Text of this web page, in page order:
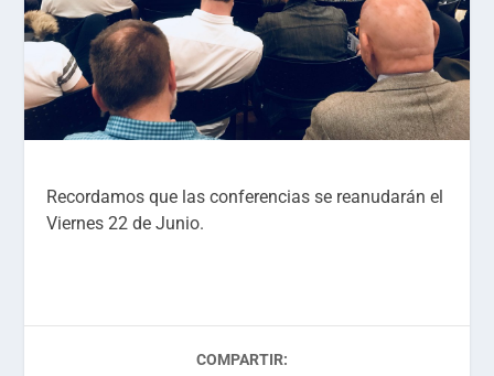
Recordamos que las conferencias se reanudarán el
Viernes 22 de Junio.
COMPARTIR: